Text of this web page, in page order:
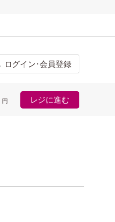
ログイン･会員登録
円 レジに進む